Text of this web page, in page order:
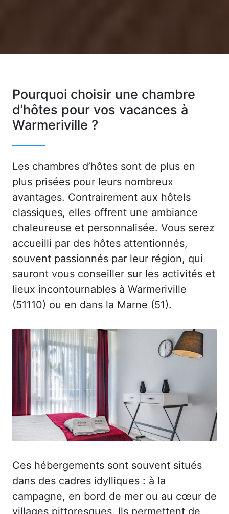
Pourquoi choisir une chambre
d’hôtes pour vos vacances à
Warmeriville ?
Les chambres d’hôtes sont de plus en
plus prisées pour leurs nombreux
avantages. Contrairement aux hôtels
classiques, elles offrent une ambiance
chaleureuse et personnalisée. Vous serez
accueilli par des hôtes attentionnés,
souvent passionnés par leur région, qui
sauront vous conseiller sur les activités et
lieux incontournables à Warmeriville
(51110) ou en dans la Marne (51).
Ces hébergements sont souvent situés
dans des cadres idylliques : à la
campagne, en bord de mer ou au cœur de
villages pittoresques. Ils permettent de